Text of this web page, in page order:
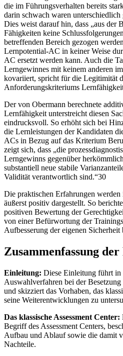
die im Führungsverhalten bereits
darin schwach waren
Dies weist darauf hin, dass „aus der
Fähigkeiten keine
betreffenden Bereich gezogen
Lernpotential-AC in keiner Weise
AC ersetzt werden kann. Auch die
Lerngewinnes mit keinem anderen
kovariiert, spricht für die Legitimität
Anforderungskriteriums
Der von Obermann berechnete
Lernfähigkeit unterstreicht diesen
eindrucksvoll. So erhöht sich bei
die Lernleistungen der Kandidaten
ACs in Bezug auf das Kriterium
zeigt sich, dass „die
Lerngewinns gegenüber
substantiell neue stabile
Validität verantwortlich sind.“30
Die praktischen Erfahrungen
äußerst positiv dargestellt. So
positiven Bewertung der
von einer Befürwortung der
Aufbesserung der eigenen
Zusammenfassung
Einleitung: Diese Einleitung führt in
Auswahlverfahren bei der
und skizziert das Vorhaben, das
seine Weiterentwicklungen zu
Das klassische Assessment Center:
Begriff des Assessment Centers,
Aufbau und Ablauf sowie die damit
Nachteile.